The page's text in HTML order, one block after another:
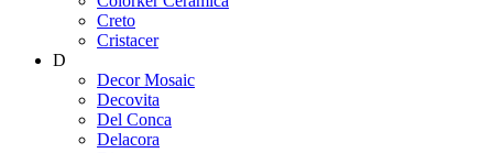
Creto
Cristacer
D
Decor Mosaic
Decovita
Del Conca
Delacora